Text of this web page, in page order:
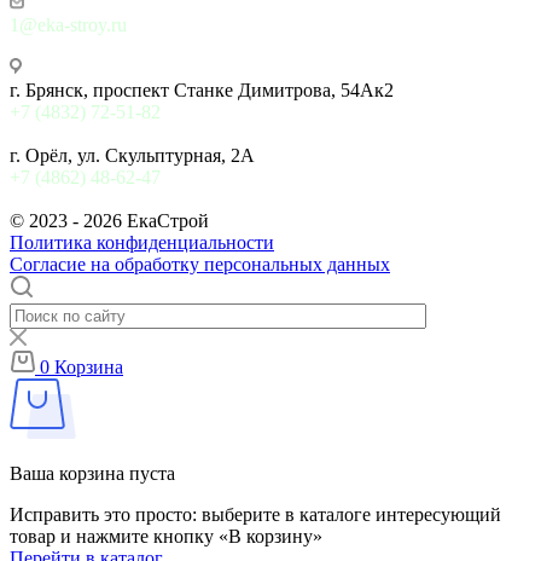
1@eka-stroy.ru
г. Брянск, проспект Станке Димитрова, 54Ак2
+7 (4832) 72-51-82
г. Орёл, ул. Скульптурная, 2А
+7 (4862) 48-62-47
© 2023 - 2026 ЕкаСтрой
Политика конфиденциальности
Согласие на обработку персональных данных
0 Корзина
Ваша корзина пуста
Исправить это просто: выберите в каталоге интересующий
товар и нажмите кнопку «В корзину»